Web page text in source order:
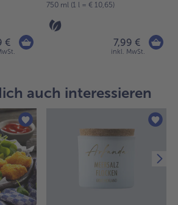
€
750 ml (1 l = € 10,65)
7,99 €
inkl. MwSt.
auch interessieren